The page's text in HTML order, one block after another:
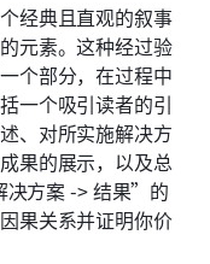
经典且直观的叙事
元素。这种经过验
个部分，在过程中
一个吸引读者的引
、对所实施解决方
果的展示，以及总
决方案 -> 结果”的
果关系并证明你价